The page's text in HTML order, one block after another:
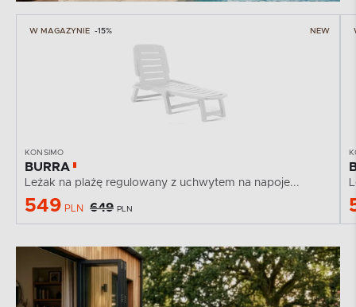
NEW
W MAGAZYNIE -15%
KONSIMO
BURRA
Leżak na plażę regulowany z uchwytem na napoje...
549 PLN 649 PLN